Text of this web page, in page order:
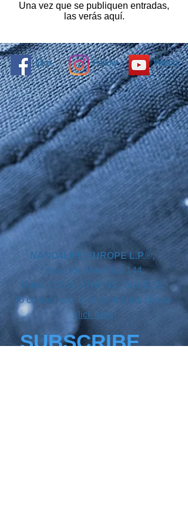
Una vez que se publiquen entradas,
las verás aquí.
Like Follow Watch
NANO4LIFE EUROPE L.P.®,
Ethnarxou Makariou 144,
Dafni, 17234, ATHENS, GREECE.
To contact you local distributor please
click here
SUBSCRIBE